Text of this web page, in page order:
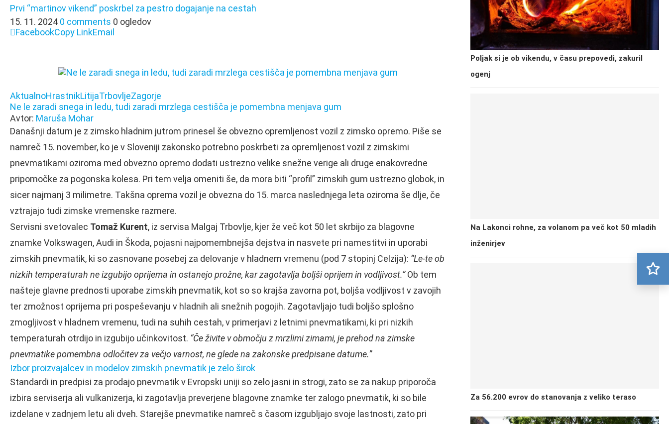
Prvi “martinov vikend” poskrbel za pestro dogajanje na cestah
15. 11. 2024 0 comments 0 ogledov
FacebookCopy LinkEmail
AktualnoHrastnikLitijaTrbovljeZagorje
Ne le zaradi snega in ledu, tudi zaradi mrzlega cestišča je pomembna menjava gum
Avtor: Maruša Mohar
Današnji datum je z zimsko hladnim jutrom prinesel še obvezno opremljenost vozil z zimsko opremo. Piše se
namreč 15. november, ko je v Sloveniji zakonsko potrebno poskrbeti za opremljenost vozil z zimskimi
pnevmatikami oziroma med obvezno opremo dodati ustrezno velike snežne verige ali druge enakovredne
pripomočke za pogonska kolesa. Pri tem velja omeniti še, da mora biti “profil” zimskih gum ustrezno globok, in
sicer najmanj 3 milimetre. Takšna oprema vozil je obvezna do 15. marca naslednjega leta oziroma še dlje, če
vztrajajo tudi zimske vremenske razmere.
Servisni svetovalec Tomaž Kurent, iz servisa Malgaj Trbovlje, kjer že več kot 50 let skrbijo za blagovne
znamke Volkswagen, Audi in Škoda, pojasni najpomembnejša dejstva in nasvete pri namestitvi in uporabi
zimskih pnevmatik, ki so zasnovane posebej za delovanje v hladnem vremenu (pod 7 stopinj Celzija): “Le-te ob
nizkih temperaturah ne izgubijo oprijema in ostanejo prožne, kar zagotavlja boljši oprijem in vodljivost.”Ob tem
našteje glavne prednosti uporabe zimskih pnevmatik, kot so so krajša zavorna pot, boljša vodljivost v zavojih
ter zmožnost oprijema pri pospeševanju v hladnih ali snežnih pogojih. Zagotavljajo tudi boljšo splošno
zmogljivost v hladnem vremenu, tudi na suhih cestah, v primerjavi z letnimi pnevmatikami, ki pri nizkih
temperaturah otrdijo in izgubijo učinkovitost. “Če živite v območju z mrzlimi zimami, je prehod na zimske
pnevmatike pomembna odločitev za večjo varnost, ne glede na zakonske predpisane datume.”
Izbor proizvajalcev in modelov zimskih pnevmatik je zelo širok
Standardi in predpisi za prodajo pnevmatik v Evropski uniji so zelo jasni in strogi, zato se za nakup priporoča
izbira serviserja ali vulkanizerja, ki zagotavlja preverjene blagovne znamke ter zalogo pnevmatik, ki so bile
izdelane v zadnjem letu ali dveh. Starejše pnevmatike namreč s časom izgubljajo svoje lastnosti, zato pri
Poljak si je ob vikendu, v času prepovedi, zakuril
ogenj
Na Lakonci rohne, za volanom pa več kot 50 mladih
inženirjev
Za 56.200 evrov do stanovanja z veliko teraso